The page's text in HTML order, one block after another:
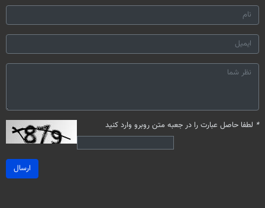
* لطفا حاصل عبارت را در جعبه متن روبرو وارد کنید
ارسال